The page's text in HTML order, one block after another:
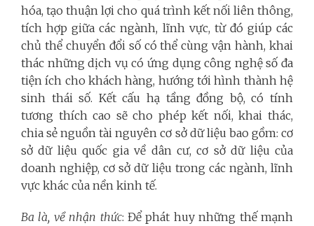
hóa, tạo thuận lợi cho quá trình kết nối liên thông,
tích hợp giữa các ngành, lĩnh vực, từ đó giúp các
chủ thể chuyển đổi số có thể cùng vận hành, khai
thác những dịch vụ có ứng dụng công nghệ số đa
tiện ích cho khách hàng, hướng tới hình thành hệ
sinh thái số. Kết cấu hạ tầng đồng bộ, có tính
tương thích cao sẽ cho phép kết nối, khai thác,
chia sẻ nguồn tài nguyên cơ sở dữ liệu bao gồm: cơ
sở dữ liệu quốc gia về dân cư, cơ sở dữ liệu của
doanh nghiệp, cơ sở dữ liệu trong các ngành, lĩnh
vực khác của nền kinh tế.
Ba là, về nhận thức: Để phát huy những thế mạnh